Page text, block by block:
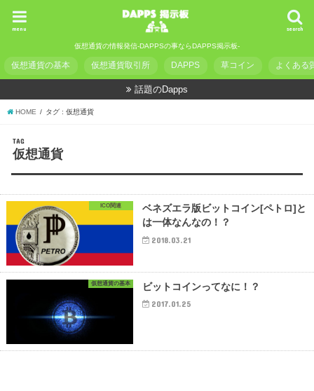
仮想通貨の情報発信-DAPPSの事ならDAPPS掲示板-
search
menu
仮想通貨の基本 仮想通貨取引所 DAPPS 草コイン よくある
話題のDapps
HOME タグ : 仮想通貨
TAG
仮想通貨
ICO関連
ベネズエラ版ビットコイン[ペトロ]と
は一体なんなの！？
2018.03.21
仮想通貨の基本 ビットコインってなに！？
2017.01.25